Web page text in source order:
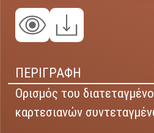
ΠΕΡΙΓΡΑΦΗ
Ορισμός του
καρτεσιανών